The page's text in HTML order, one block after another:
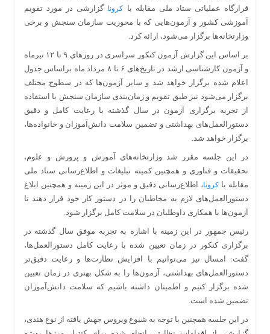
قرارگاه عملیاتی ستاد ملی مقابله با کرونا گزارشی در مورد تقویم
آموزشی کشور و آزمون‌هایی که با محوریت سازمان سنجش و برخی
وزارتخانه‌ها برگزار می‌شود، ارائه کرد.
بر اساس این گزارش آزمون کنکور سراسری در روزهای ۹ تا ۱۲ تیرماه
و آزمون کارشناسی ارشد در تاریخ‌های ۶ تا ۸ مرداد ماه براساس جدول
اعلام شده برگزار خواهد شد و سایر آزمون‌ها که در سطوح مختلف
برگزار می‌شود نیز طبق تقویم و زمان‌بندی سازمان سنجش با استفاده
از تجربه برگزاری آزمون در سال گذشته با رعایت کامل و دقیق
دستورالعمل‌های بهداشتی و تضمین سلامت دانش‌آموزان و خانواده‌ها،
برگزار خواهد شد.
در این جلسه مقرر شد وزارتخانه‌های آموزش و پرورش و علوم،
تحقیقات و فناوری و همچنین کمیته تبلیغات و اطلاع‌رسانی ستاد ملی
مقابله با کرونا، اطلاع‌رسانی دقیق و موثر در این زمینه و همچنین ابلاغ
دستورالعمل‌های لازم به مخاطبان را در دستور کار خود قرار دهند تا
آزمون‌ها با همکاری داوطلبان در سلامت کامل برگزار شود.
رئیس جمهور در این زمینه با اشاره به تجربه موفق سال گذشته در
برگزاری کنکور در زمان تعیین شده با رعایت کامل دستورالعمل‌ها،
گفت: امسال نیز می‌توانیم با افزایش نظارت‌ها و رعایت دقیق‌تر
دستورالعمل‌های بهداشتی، آزمون‌ها را به شکل بهتری در زمان تعیین
شده برگزار کنیم و اطمینان داشته باشیم که سلامت دانش‌آموزان
تضمین شده است.
در این جلسه همچنین با توجه به شیوع ویروس جهش یافته از نوع هندی،